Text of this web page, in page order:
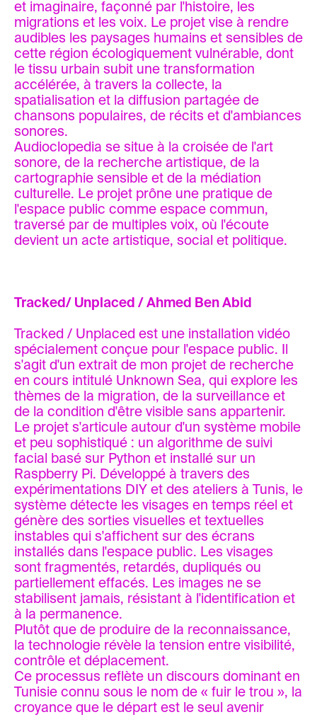
et imaginaire, façonné par l'histoire, les
migrations et les voix. Le projet vise à rendre
audibles les paysages humains et sensibles de
cette région écologiquement vulnérable, dont
le tissu urbain subit une transformation
accélérée, à travers la collecte, la
spatialisation et la diffusion partagée de
chansons populaires, de récits et d'ambiances
sonores.
Audioclopedia se situe à la croisée de l'art
sonore, de la recherche artistique, de la
cartographie sensible et de la médiation
culturelle. Le projet prône une pratique de
l'espace public comme espace commun,
traversé par de multiples voix, où l'écoute
devient un acte artistique, social et politique.
Tracked/ Unplaced / Ahmed Ben Abid
Tracked / Unplaced est une installation vidéo
spécialement conçue pour l'espace public. Il
s'agit d'un extrait de mon projet de recherche
en cours intitulé Unknown Sea, qui explore les
thèmes de la migration, de la surveillance et
de la condition d'être visible sans appartenir.
Le projet s'articule autour d'un système mobile
et peu sophistiqué : un algorithme de suivi
facial basé sur Python et installé sur un
Raspberry Pi. Développé à travers des
expérimentations DIY et des ateliers à Tunis, le
système détecte les visages en temps réel et
génère des sorties visuelles et textuelles
instables qui s'affichent sur des écrans
installés dans l'espace public. Les visages
sont fragmentés, retardés, dupliqués ou
partiellement effacés. Les images ne se
stabilisent jamais, résistant à l'identification et
à la permanence.
Plutôt que de produire de la reconnaissance,
la technologie révèle la tension entre visibilité,
contrôle et déplacement.
Ce processus reflète un discours dominant en
Tunisie connu sous le nom de « fuir le trou », la
croyance que le départ est le seul avenir